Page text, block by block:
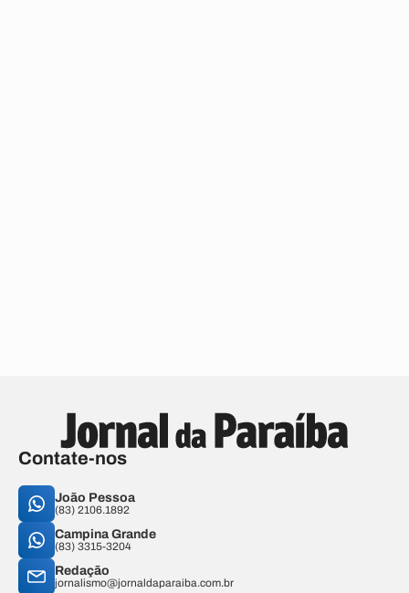
Contate-nos
João Pessoa
(83) 2106.1892
Campina Grande
(83) 3315-3204
Redação
jornalismo@jornaldaparaiba.com.br